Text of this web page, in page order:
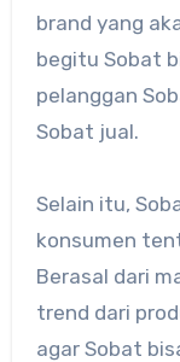
brand yang
begitu Sobat
pelanggan
Sobat jual.
Selain itu,
konsumen
Berasal dari
trend dari
agar Sobat